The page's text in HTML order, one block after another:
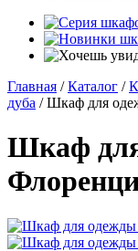
Главная / Каталог /
дуба / Шкаф для
Шкаф